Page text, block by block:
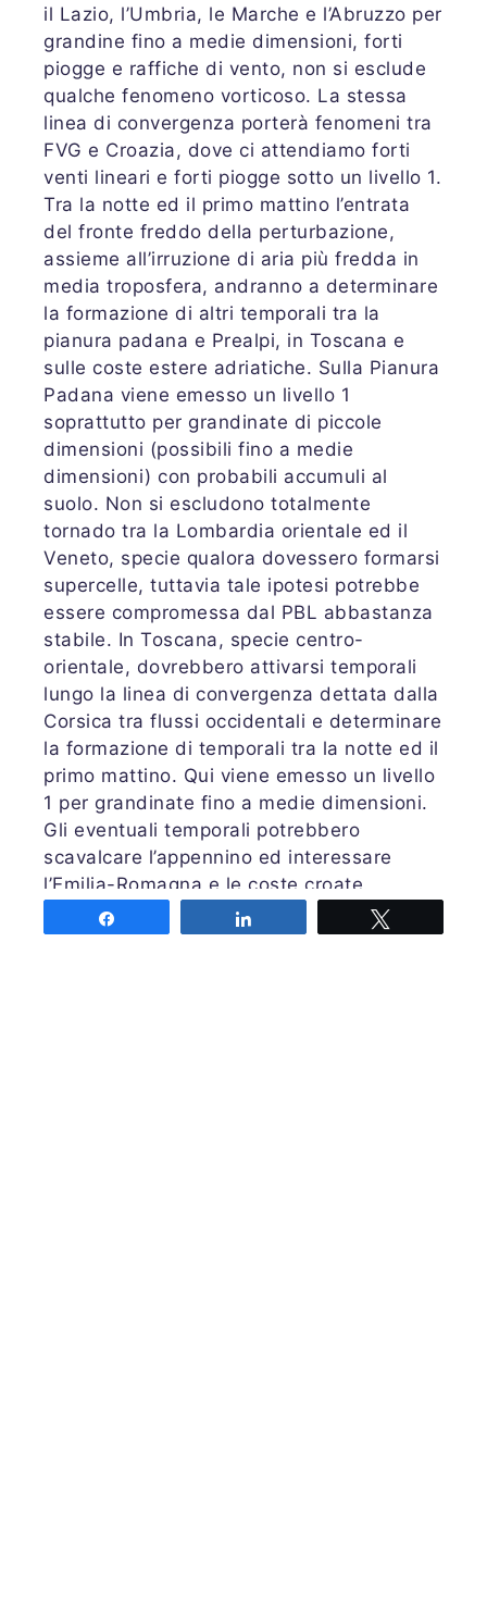
il Lazio, l’Umbria, le Marche e l’Abruzzo per
grandine fino a medie dimensioni, forti
piogge e raffiche di vento, non si esclude
qualche fenomeno vorticoso. La stessa
linea di convergenza porterà fenomeni tra
FVG e Croazia, dove ci attendiamo forti
venti lineari e forti piogge sotto un livello 1.
Tra la notte ed il primo mattino l’entrata
del fronte freddo della perturbazione,
assieme all’irruzione di aria più fredda in
media troposfera, andranno a determinare
la formazione di altri temporali tra la
pianura padana e Prealpi, in Toscana e
sulle coste estere adriatiche. Sulla Pianura
Padana viene emesso un livello 1
soprattutto per grandinate di piccole
dimensioni (possibili fino a medie
dimensioni) con probabili accumuli al
suolo. Non si escludono totalmente
tornado tra la Lombardia orientale ed il
Veneto, specie qualora dovessero formarsi
supercelle, tuttavia tale ipotesi potrebbe
essere compromessa dal PBL abbastanza
stabile. In Toscana, specie centro-
orientale, dovrebbero attivarsi temporali
lungo la linea di convergenza dettata dalla
Corsica tra flussi occidentali e determinare
la formazione di temporali tra la notte ed il
primo mattino. Qui viene emesso un livello
1 per grandinate fino a medie dimensioni.
Gli eventuali temporali potrebbero
scavalcare l’appennino ed interessare
l’Emilia-Romagna e le coste croate.
Sempre durante la notte si attendono
temporali anche lungo la Croazia dove si